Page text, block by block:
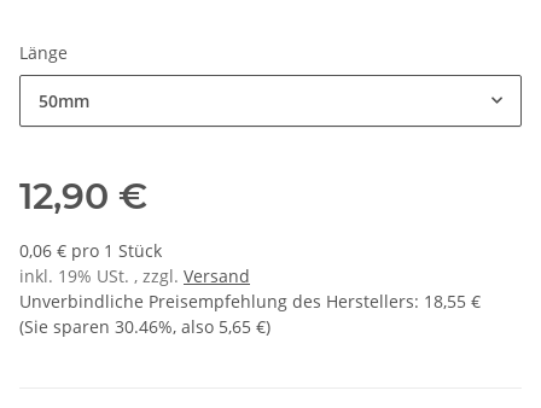
Länge
50mm
12,90 €
0,06 € pro 1 Stück
inkl. 19% USt. , zzgl. Versand
Unverbindliche Preisempfehlung des Herstellers: 18,55 €
(Sie sparen 30.46%, also 5,65 €)